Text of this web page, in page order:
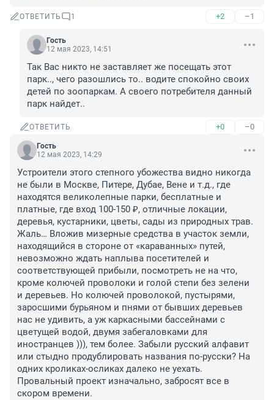
ОТВЕТИТЬ 1 +2 –1
Гость
12 мая 2023, 14:51
Так Вас никто не заставляет же посещать этот
парк.., чего разошлись то.. водите спокойно своих
детей по зоопаркам. А своего потребителя данный
парк найдет..
ОТВЕТИТЬ +0 –0
Гость
12 мая 2023, 14:29
Устроители этого степного убожества видно никогда
не были в Москве, Питере, Дубае, Вене и т.д., где
находятся великолепные парки, бесплатные и
платные, где вход 100-150 ₽, отличные локации,
деревья, кустарники, цветы, сады из природных трав.
Жаль… Вложив мизерные средства в участок земли,
находящийся в стороне от «караванных» путей,
невозможно ждать наплыва посетителей и
соответствующей прибыли, посмотреть не на что,
кроме колючей проволоки и голой степи без зелени
и деревьев. Но колючей проволокой, пустырями,
заросшими бурьяном и пнями от бывших деревьев
нас не удивить, а уж каркасными бассейнами с
цветущей водой, двумя забегаловками для
иностранцев ))), тем более. Забыли русский алфавит
или стыдно продублировать названия по-русски? На
одних кроликах-осликах далеко не уехать.
Провальный проект изначально, забросят все в
скором времени.